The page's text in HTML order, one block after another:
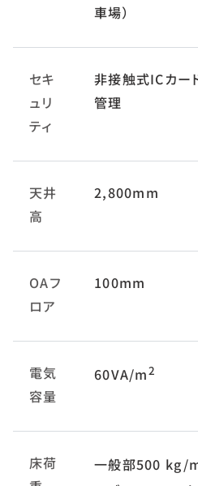
車場）
セキ
ュリ
ティ
非接触式ICカー
管理
天井
高
2,800mm
OAフ
ロア
100mm
電気
容量
60VA/m2
床荷
一般部500 kg/